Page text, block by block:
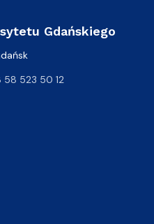
Gdańskiego
58 523 50 12